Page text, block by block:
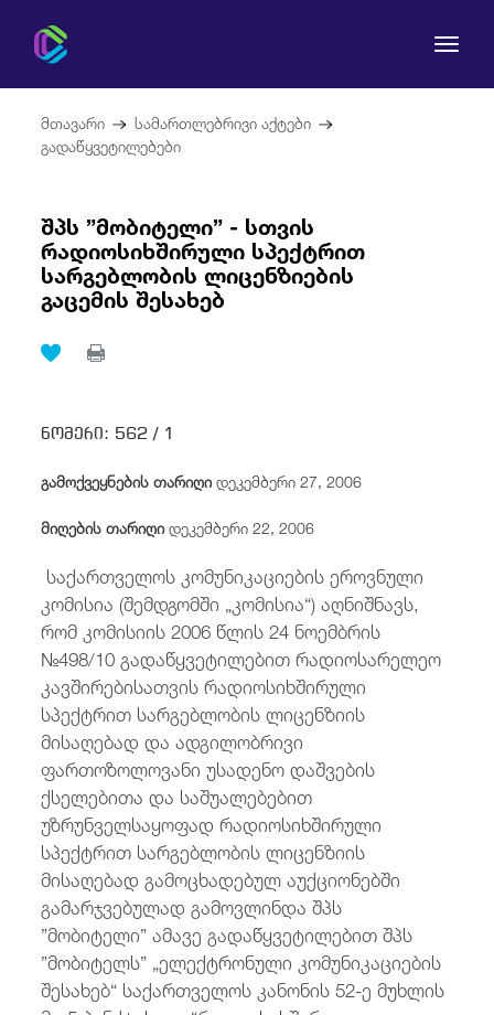
კომისია
მომხმარებლის უფლებები
რეგულირება
მთავარი სამართლებრივი აქტები
გადაწყვეტილებები
შპს ”მობიტელი” - სთვის
რადიოსიხშირული სპექტრით
სარგებლობის ლიცენზიების
გაცემის შესახებ
ნომერი: 562 / 1
გამოქვეყნების თარიღიდეკემბერი 27, 2006
მიღების თარიღიდეკემბერი 22, 2006
საქართველოს კომუნიკაციების ეროვნული
კომისია (შემდგომში „კომისია“) აღნიშნავს,
რომ კომისიის 2006 წლის 24 ნოემბრის
№498/10 გადაწყვეტილებით რადიოსარელეო
კავშირებისათვის რადიოსიხშირული
სპექტრით სარგებლობის ლიცენზიის
მისაღებად და ადგილობრივი
ფართოზოლოვანი უსადენო დაშვების
ქსელებითა და საშუალებებით
უზრუნველსაყოფად რადიოსიხშირული
სპექტრით სარგებლობის ლიცენზიის
მისაღებად გამოცხადებულ აუქციონებში
გამარჯვებულად გამოვლინდა შპს
”მობიტელი” ამავე გადაწყვეტილებით შპს
”მობიტელს” „ელექტრონული კომუნიკაციების
შესახებ“ საქართველოს კანონის 52-ე მუხლის